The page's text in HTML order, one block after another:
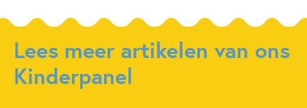
Lees meer artikelen van ons
Kinderpanel